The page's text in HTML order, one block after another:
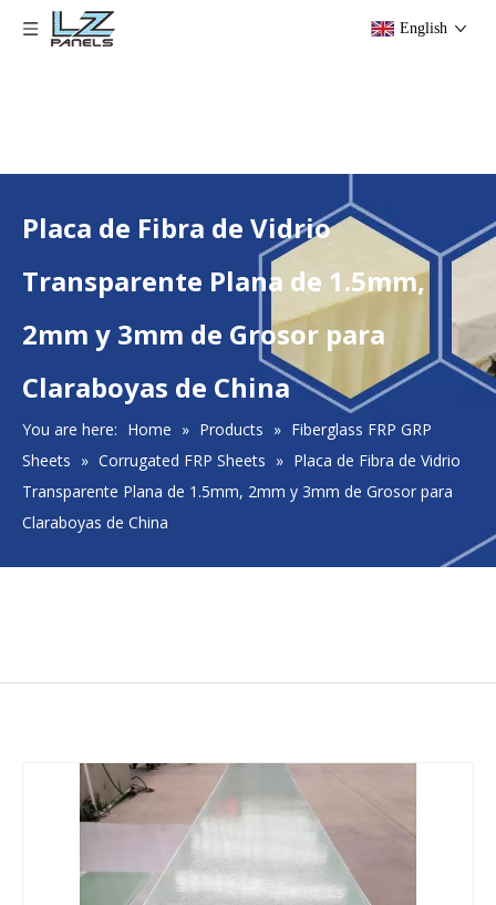
English
Placa de Fibra de Vidrio
Transparente Plana de 1.5mm,
2mm y 3mm de Grosor para
Claraboyas de China
You are here: Home » Products » Fiberglass FRP GRP
Sheets » Corrugated FRP Sheets » Placa de Fibra de Vidrio
Transparente Plana de 1.5mm, 2mm y 3mm de Grosor para
Claraboyas de China